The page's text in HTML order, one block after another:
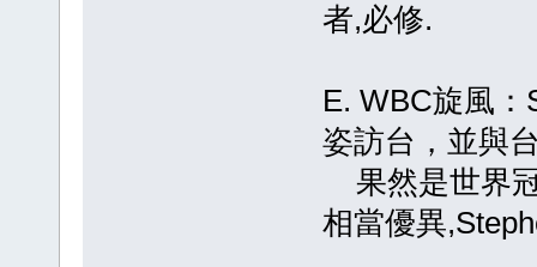
者,必修.
E. WBC旋風
姿訪台，並與
果然是世界
相當優異